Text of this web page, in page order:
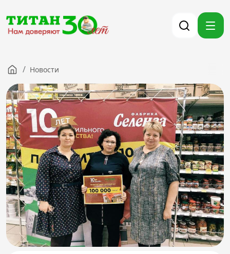
Компания
Партнерам
Тендеры
Вакансии
Новости
Контакты
Версия для слабовидящих
8 (3012) 411-099
Телефон доверия
/ Новости